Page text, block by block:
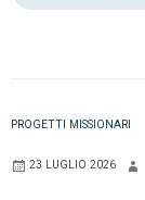
PROGETTI MISSIONARI
23 LUGLIO 2026